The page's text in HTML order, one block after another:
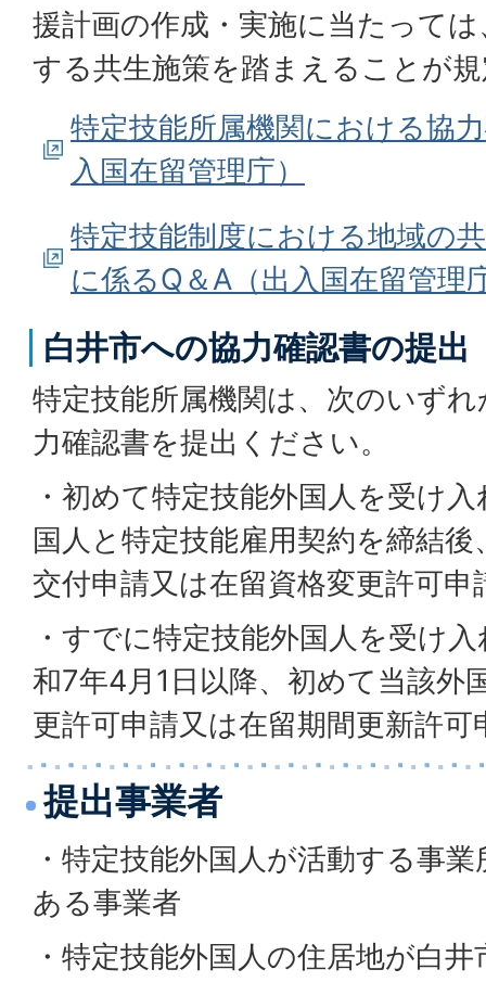
援計画の作成・実施に当たって
する共生施策を踏まえることが
特定技能所属機関における協
入国在留管理庁）
特定技能制度における地域の
に係るQ＆A（出入国在留管理
白井市への協力確認書の提出
特定技能所属機関は、次のいず
力確認書を提出ください。
・初めて特定技能外国人を受け
国人と特定技能雇用契約を締結
交付申請又は在留資格変更許可申
・すでに特定技能外国人を受け
和7年4月1日以降、初めて当該外
更許可申請又は在留期間更新許可
提出事業者
・特定技能外国人が活動する事
ある事業者
・特定技能外国人の住居地が白